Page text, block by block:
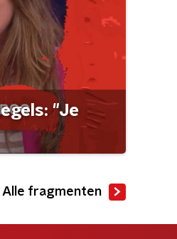
"Je
Alle fragmenten